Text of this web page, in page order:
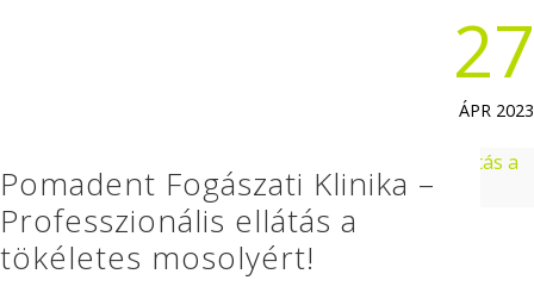
27
ÁPR 2023
Pomadent Fogászati Klinika –
Professzionális ellátás a
tökéletes mosolyért!